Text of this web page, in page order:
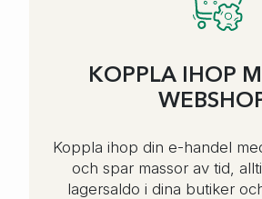
KOPPLA IHOP
Koppla ihop din e-handel
och spar massor av tid,
lagersaldo i dina butiker